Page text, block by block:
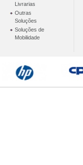
Livrarias
Outras
Soluções
Soluções de
Mobilidade